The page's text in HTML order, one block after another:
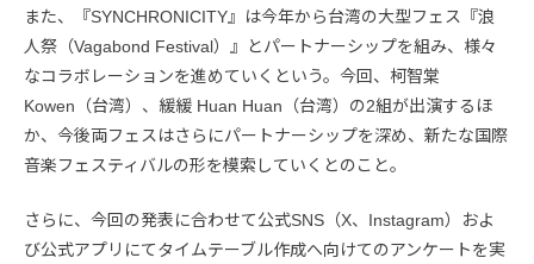
また、『SYNCHRONICITY』は今年から台湾の大型フェス『浪
人祭（Vagabond Festival）』とパートナーシップを組み、様々
なコラボレーションを進めていくという。今回、柯智棠
Kowen（台湾）、緩緩 Huan Huan（台湾）の2組が出演するほ
か、今後両フェスはさらにパートナーシップを深め、新たな国際
音楽フェスティバルの形を模索していくとのこと。
さらに、今回の発表に合わせて公式SNS（X、Instagram）およ
び公式アプリにてタイムテーブル作成へ向けてのアンケートを実